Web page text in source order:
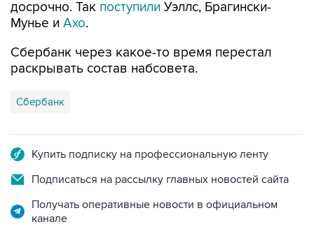
Сбербанк через какое-то время перестал
Сбербанк
Подписаться на рассылку главных новостей сайта
Получать оперативные новости в официальном